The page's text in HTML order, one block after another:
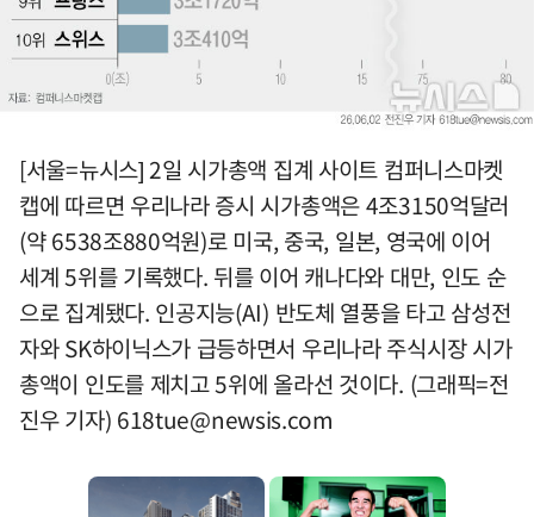
[서울=뉴시스] 2일 시가총액 집계 사이트 컴퍼니스마켓
캡에 따르면 우리나라 증시 시가총액은 4조3150억달러
(약 6538조880억원)로 미국, 중국, 일본, 영국에 이어
세계 5위를 기록했다. 뒤를 이어 캐나다와 대만, 인도 순
으로 집계됐다. 인공지능(AI) 반도체 열풍을 타고 삼성전
자와 SK하이닉스가 급등하면서 우리나라 주식시장 시가
총액이 인도를 제치고 5위에 올라선 것이다. (그래픽=전
진우 기자) 618tue@newsis.com